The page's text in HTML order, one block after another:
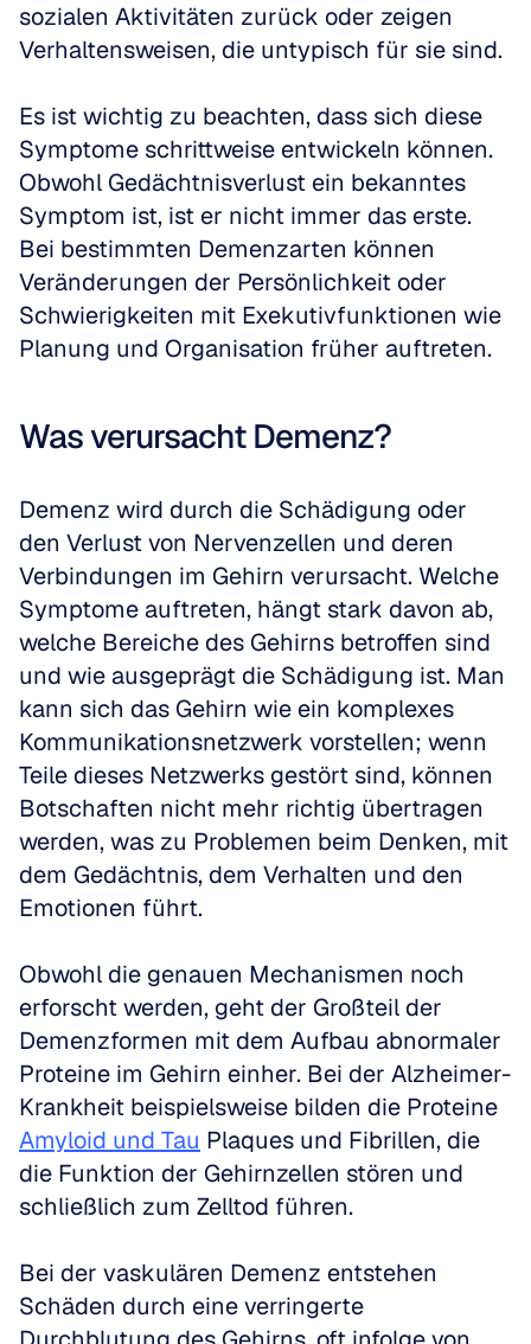
sozialen Aktivitäten zurück oder zeigen
Verhaltensweisen, die untypisch für sie sind.
Es ist wichtig zu beachten, dass sich diese
Symptome schrittweise entwickeln können.
Obwohl Gedächtnisverlust ein bekanntes
Symptom ist, ist er nicht immer das erste.
Bei bestimmten Demenzarten können
Veränderungen der Persönlichkeit oder
Schwierigkeiten mit Exekutivfunktionen wie
Planung und Organisation früher auftreten.
Was verursacht Demenz?
Demenz wird durch die Schädigung oder
den Verlust von Nervenzellen und deren
Verbindungen im Gehirn verursacht. Welche
Symptome auftreten, hängt stark davon ab,
welche Bereiche des Gehirns betroffen sind
und wie ausgeprägt die Schädigung ist. Man
kann sich das Gehirn wie ein komplexes
Kommunikationsnetzwerk vorstellen; wenn
Teile dieses Netzwerks gestört sind, können
Botschaften nicht mehr richtig übertragen
werden, was zu Problemen beim Denken, mit
dem Gedächtnis, dem Verhalten und den
Emotionen führt.
Obwohl die genauen Mechanismen noch
erforscht werden, geht der Großteil der
Demenzformen mit dem Aufbau abnormaler
Proteine im Gehirn einher. Bei der Alzheimer-
Amyloid und Tau Plaques und Fibrillen, die
die Funktion der Gehirnzellen stören und
schließlich zum Zelltod führen.
Bei der vaskulären Demenz entstehen
Schäden durch eine verringerte